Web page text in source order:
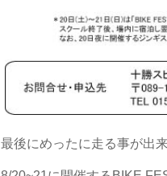
最後にめったに走る事が出